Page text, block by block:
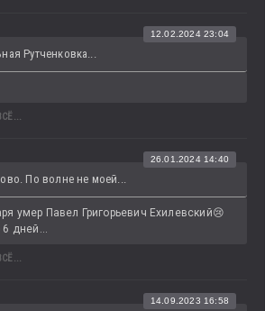
Рутченковка...
12.02.2024 23:04
По волне не моей...
26.01.2024 14:40
умер Павел Григорьевич Ехилевский😢
6 дней...
14.09.2023 16:58